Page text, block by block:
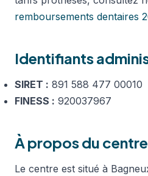
remboursements dentaires
Identifiants
SIRET : 891 588 477 00010
FINESS : 920037967
À propos du centre
Le centre est situé à